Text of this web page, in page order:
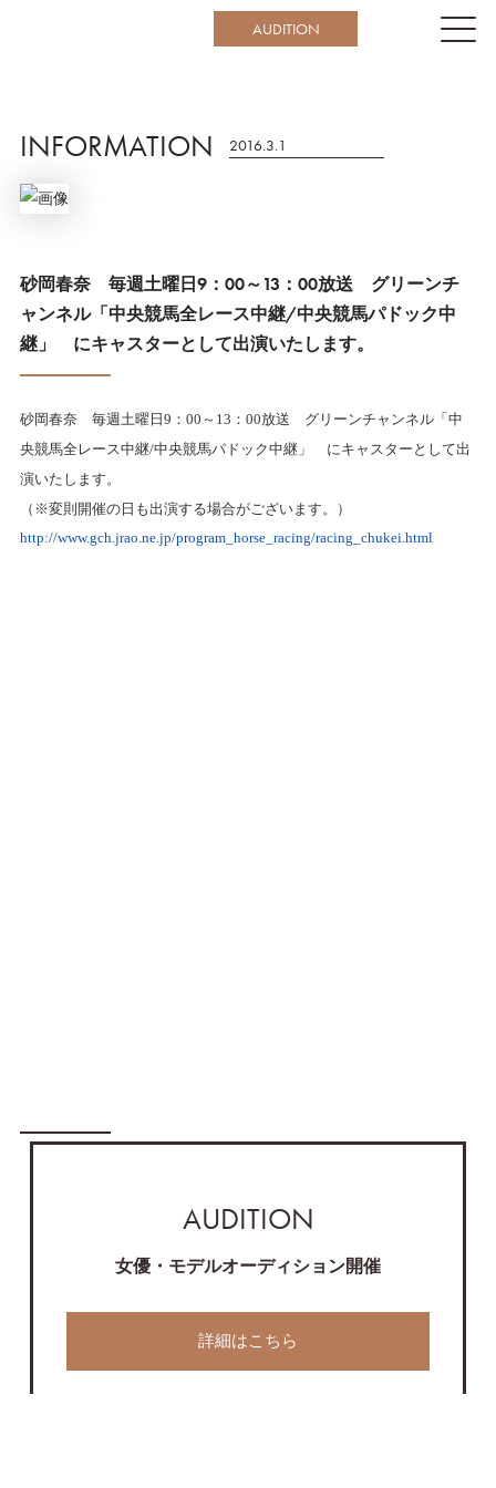
AUDITION
INFORMATION 2016.3.1
砂岡春奈 毎週土曜日9：00～13：00放送 グリーンチ
ャンネル「中央競馬全レース中継/中央競馬パドック中
継」 にキャスターとして出演いたします。
砂岡春奈 毎週土曜日9：00～13：00放送 グリーンチャンネル「中
央競馬全レース中継/中央競馬パドック中継」 にキャスター として出
演いたします。
（※変則開催の日も出演する場合がございます。）
http://www.gch.jrao.ne.jp/program_horse_racing/racing_chukei.html
AUDITION
女優・モデルオーディション開催
詳細はこちら